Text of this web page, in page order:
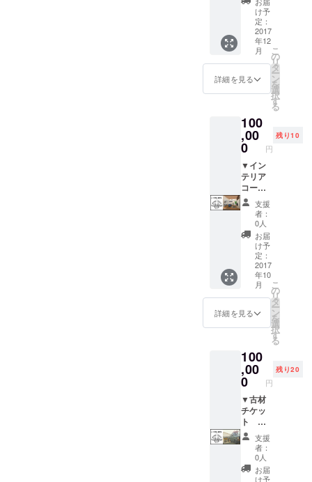
ただき
ます。
を使っ
たオリ
ジナル
の姿見
SIZE :
W500×
H1800
古材の
イズな
ど多少
変わり
ます。
到着ま
で楽し
みにお
待ちく
ださ
い。
け予
定：
2017
年12
月
詳細を見る
こ
の
リ
タ
ー
ン
を
選
択
す
る
100
,00
0 円
残り10
▼イン
テリア
コー
ディ
ネート
リビン
グダイ
ニング
のコー
ディ
ネート
をさせ
て頂き
ます。
数回の
取りの
後、CG
パース
or手書
きパー
スにて
ご提
案。 な
お、そ
の後、
50万円
以上の
支援
者：
0人
お届
け予
定：
2017
年10
月
詳細を見る
こ
の
リ
タ
ー
ン
を
選
択
す
る
100
,00
0 円
残り20
▼古材
チケッ
ト
100,000
円（デ
ザイン
付き）
古材
支援
者：
0人
お届
け予